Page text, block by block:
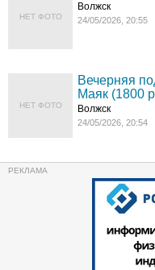
НЕТ ФОТО
Волжск
24/05/2026, 20:55
НЕТ ФОТО
Вечерняя
Маяк (1800
Волжск
24/05/2026, 20:54